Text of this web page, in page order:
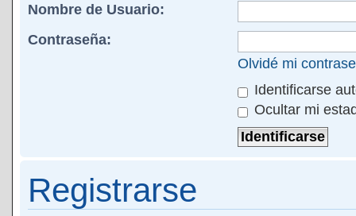
Nombre de Usuario:
Contraseña:
Olvidé mi
Identificarse
Ocultar mi
Registrarse